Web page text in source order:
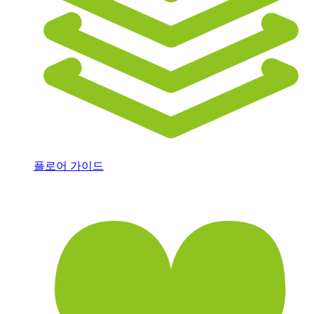
플로어 가이드